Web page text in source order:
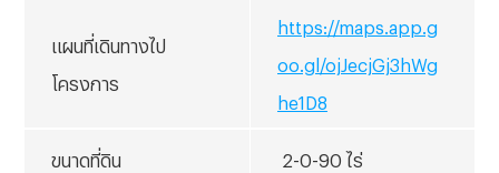
แผนที่เดินทางไป
โครงการ
https://maps.app.g
oo.gl/ojJecjGj3hWg
he1D8
ขนาดที่ดิน 2-0-90 ไร่